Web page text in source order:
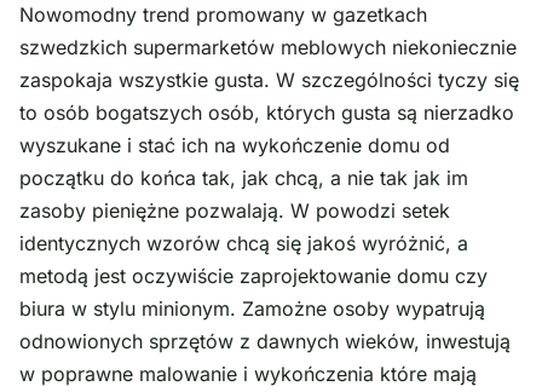
Nowomodny trend promowany w gazetkach
szwedzkich supermarketów meblowych niekoniecznie
zaspokaja wszystkie gusta. W szczególności tyczy się
to osób bogatszych osób, których gusta są nierzadko
wyszukane i stać ich na wykończenie domu od
początku do końca tak, jak chcą, a nie tak jak im
zasoby pieniężne pozwalają. W powodzi setek
identycznych wzorów chcą się jakoś wyróżnić, a
metodą jest oczywiście zaprojektowanie domu czy
biura w stylu minionym. Zamożne osoby wypatrują
odnowionych sprzętów z dawnych wieków, inwestują
w poprawne malowanie i wykończenia które mają